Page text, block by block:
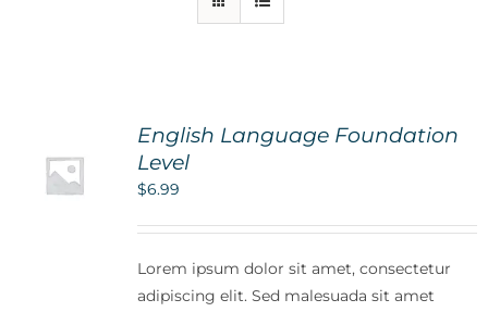
Information And Policies NEW
English Language Foundation
Level
$6.99
Lorem ipsum dolor sit amet, consectetur
adipiscing elit. Sed malesuada sit amet